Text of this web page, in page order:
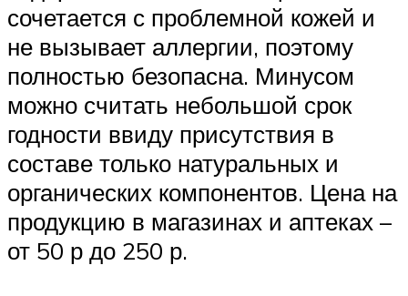
сочетается с проблемной кожей и
не вызывает аллергии, поэтому
полностью безопасна. Минусом
можно считать небольшой срок
годности ввиду присутствия в
составе только натуральных и
органических компонентов. Цена на
продукцию в магазинах и аптеках –
от 50 р до 250 р.